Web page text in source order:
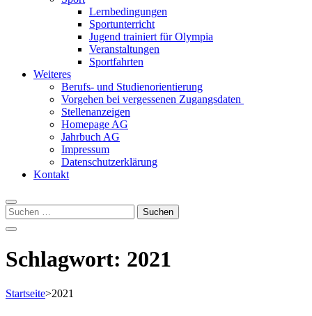
Lernbedingungen
Sportunterricht
Jugend trainiert für Olympia
Veranstaltungen
Sportfahrten
Weiteres
Berufs- und Studienorientierung
Vorgehen bei vergessenen Zugangsdaten
Stellenanzeigen
Homepage AG
Jahrbuch AG
Impressum
Datenschutzerklärung
Kontakt
Suchen
nach:
Schlagwort: 2021
Startseite>2021